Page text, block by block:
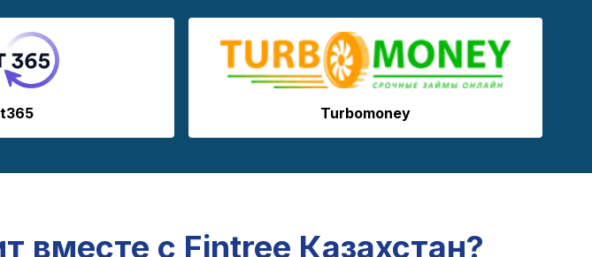
Turbomoney
вместе с Fintree Казахстан?